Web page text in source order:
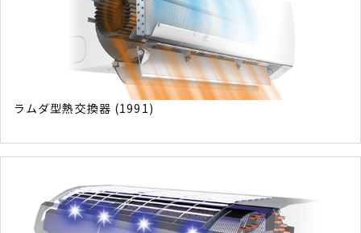
ラムダ型熱交換器 (1991)